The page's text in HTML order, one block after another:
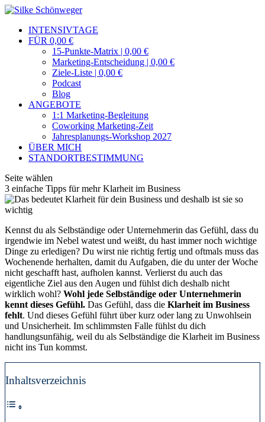
INTENSIVTAGE
FÜR 0,00 €
15-Punkte-Matrix | 0,00 €
Marketing-Entscheidung | 0,00 €
Ziele-Liste | 0,00 €
Podcast
Blog
ANGEBOTE
1:1 Marketing-Begleitung
Coworking Marketing-Zeit
Jahresplanungs-Workshop 2027
ÜBER MICH
STANDORTBESTIMMUNG
Seite wählen
3 einfache Tipps für mehr Klarheit im Business
Kennst du als Selbständige oder Unternehmerin das Gefühl, dass du
irgendwie im Nebel watest und weißt, du hast immer noch wichtige
Dinge zu erledigen? Du wirst nie richtig fertig und oftmals muss das
Wochenende herhalten, damit du Aufgaben, die du unter der Woche
nicht geschafft hast, aufholen kannst. Verlierst du auch das
eigentliche Ziel aus den Augen und fühlst dich deshalb nicht
wirklich wohl? Wohl jede Selbständige oder Unternehmerin
kennt dieses Gefühl. Das Gefühl, dass die Klarheit im Business
fehlt. Und dieses Gefühl führt über kurz oder lang zu Unwohlsein
und Unsicherheit. Im schlimmsten Falle fühlst du dich
handlungsunfähig, weil du als Selbständige die Klarheit im Business
nicht ins Tun kommst.
Inhaltsverzeichnis